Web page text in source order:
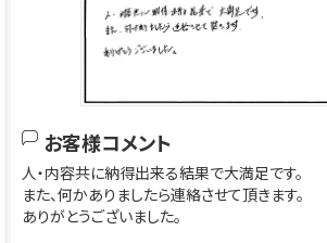
お客様コメント
人・内容共に納得出来る結果で大満足です。
また、何かありましたら連絡させて頂きます。
ありがとうございました。